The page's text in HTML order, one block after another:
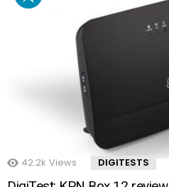
42.2k Views DIGITESTS